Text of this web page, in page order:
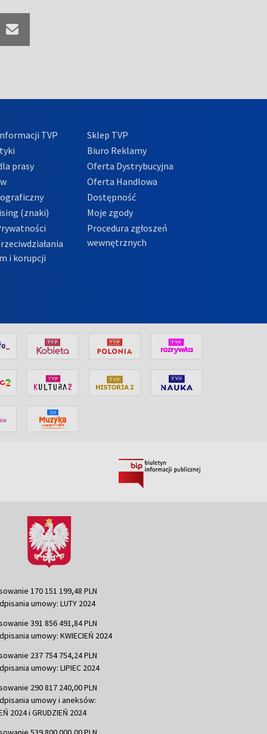
TVP
prasy
(znaki)
i korupcji
Sklep TVP
Biuro Reklamy
Oferta Dystrybucyjna
Oferta Handlowa
Dostępność
Moje zgody
Procedura zgłoszeń
wewnętrznych
170 151 199,48 PLN
umowy: LUTY 2024
391 856 491,84 PLN
umowy: KWIECIEŃ 2024
237 754 754,24 PLN
umowy: LIPIEC 2024
290 817 240,00 PLN
umowy i aneksów:
2024 i GRUDZIEŃ 2024